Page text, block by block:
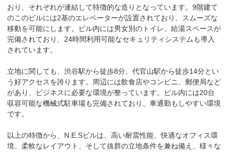
おり、それぞれが連結して特徴的な造りとなっています。9階建て
のこのビルには2基のエレベーターが設置されており、スムーズな
移動を可能にします。ビル内には男女別のトイレ、給湯スペースが
完備されており、24時間利用可能なセキュリティシステムも導入
されています。
立地に関しても、渋谷駅から徒歩8分、代官山駅から徒歩14分とい
う好アクセスを誇ります。周辺には飲食店やコンビニ、郵便局など
があり、ビジネスに必要な環境が整っています。ビル内には20台
収容可能な機械式駐車場も完備されており、車通勤もしやすい環境
です。
以上の特徴から、N.E.Sビルは、高い耐震性能、快適なオフィス環
境、柔軟なレイアウト、そして抜群の立地条件を兼ね備え、様々な